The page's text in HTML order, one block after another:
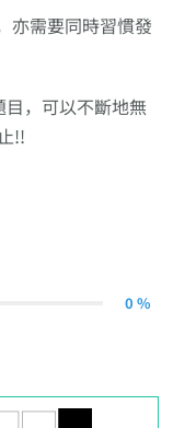
亦需要同時習慣發
，可以不斷地無
!!
0 %